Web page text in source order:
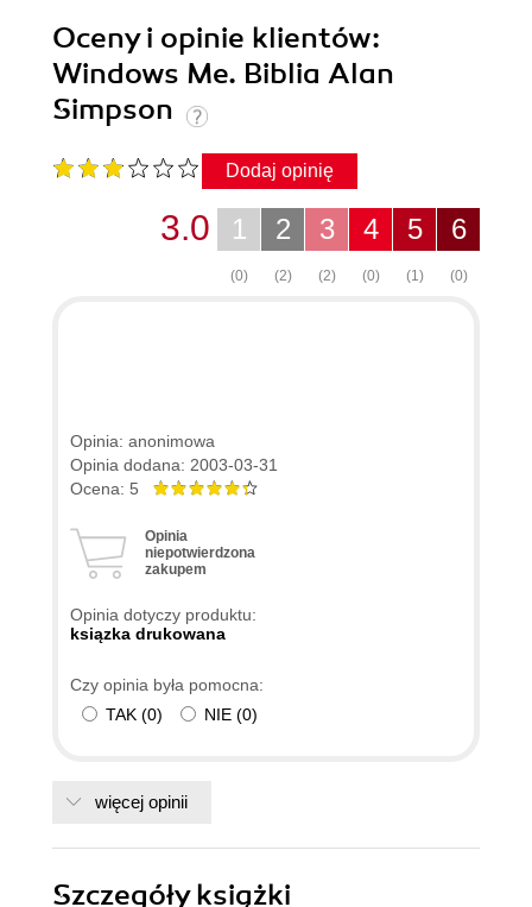
Oceny i opinie klientów:
Windows Me. Biblia Alan
Simpson
Dodaj opinię
6
(0)
5
(1)
4
(0)
3
(2)
2
(2)
1
(0)
3.0
Opinia: anonimowa
Opinia dodana: 2003-03-31
Ocena: 5
Opinia
niepotwierdzona
zakupem
Opinia dotyczy produktu:
ksiązka drukowana
Czy opinia była pomocna:
TAK (0) NIE (0)
więcej opinii
Szczegółyksiążki